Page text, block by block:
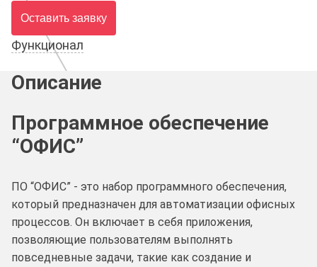
Оставить заявку
Функционал
Описание
Программное обеспечение
“ОФИС”
ПО “ОФИС” - это набор программного обеспечения,
который предназначен для автоматизации офисных
процессов. Он включает в себя приложения,
позволяющие пользователям выполнять
повседневные задачи, такие как создание и